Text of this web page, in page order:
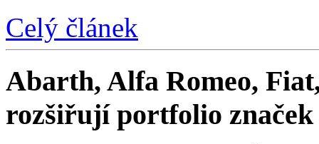
Celý článek
Abarth, Alfa Romeo,
rozšiřují portfolio